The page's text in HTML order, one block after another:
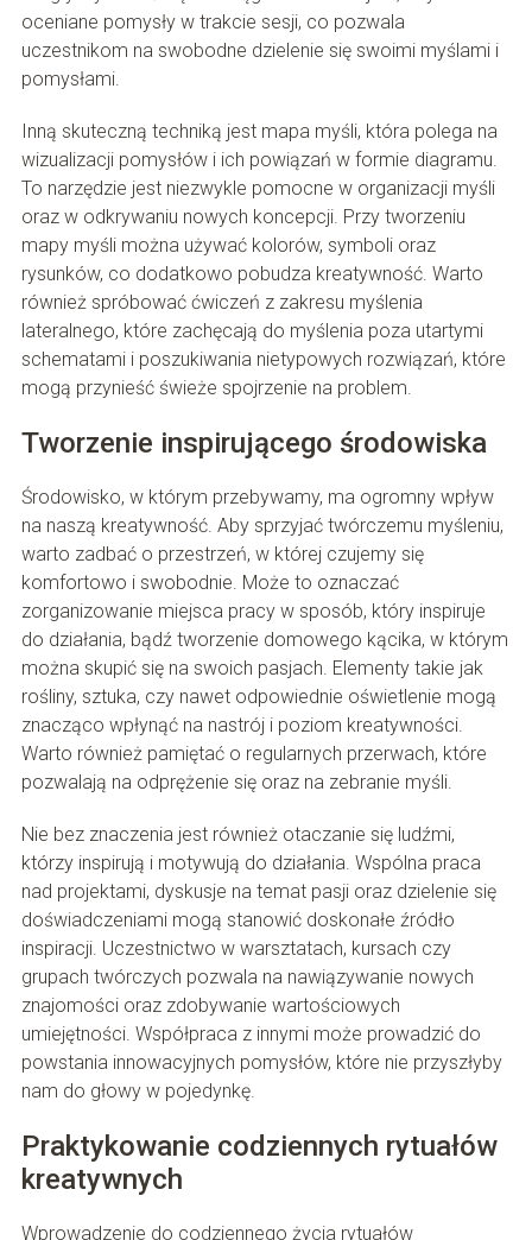
oceniane pomysły w trakcie sesji, co pozwala
uczestnikom na swobodne dzielenie się swoimi myślami i
pomysłami.
Inną skuteczną techniką jest mapa myśli, która polega na
wizualizacji pomysłów i ich powiązań w formie diagramu.
To narzędzie jest niezwykle pomocne w organizacji myśli
oraz w odkrywaniu nowych koncepcji. Przy tworzeniu
mapy myśli można używać kolorów, symboli oraz
rysunków, co dodatkowo pobudza kreatywność. Warto
również spróbować ćwiczeń z zakresu myślenia
lateralnego, które zachęcają do myślenia poza utartymi
schematami i poszukiwania nietypowych rozwiązań, które
mogą przynieść świeże spojrzenie na problem.
Tworzenie inspirującego środowiska
Środowisko, w którym przebywamy, ma ogromny wpływ
na naszą kreatywność. Aby sprzyjać twórczemu myśleniu,
warto zadbać o przestrzeń, w której czujemy się
komfortowo i swobodnie. Może to oznaczać
zorganizowanie miejsca pracy w sposób, który inspiruje
do działania, bądź tworzenie domowego kącika, w którym
można skupić się na swoich pasjach. Elementy takie jak
rośliny, sztuka, czy nawet odpowiednie oświetlenie mogą
znacząco wpłynąć na nastrój i poziom kreatywności.
Warto również pamiętać o regularnych przerwach, które
pozwalają na odprężenie się oraz na zebranie myśli.
Nie bez znaczenia jest również otaczanie się ludźmi,
którzy inspirują i motywują do działania. Wspólna praca
nad projektami, dyskusje na temat pasji oraz dzielenie się
doświadczeniami mogą stanowić doskonałe źródło
inspiracji. Uczestnictwo w warsztatach, kursach czy
grupach twórczych pozwala na nawiązywanie nowych
znajomości oraz zdobywanie wartościowych
umiejętności. Współpraca z innymi może prowadzić do
powstania innowacyjnych pomysłów, które nie przyszłyby
nam do głowy w pojedynkę.
Praktykowanie codziennych rytuałów
kreatywnych
Wprowadzenie do codziennego życia rytuałów